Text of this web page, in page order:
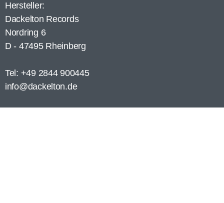
Hersteller:
Dackelton Records
Nordring 6
D - 47495 Rheinberg
Tel: +49 2844 900445
info@dackelton.de